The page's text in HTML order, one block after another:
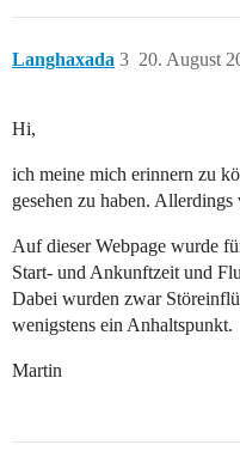
Langhaxada 20. August
3
Hi,
ich meine mich erinnern zu
gesehen zu haben.
Auf dieser Webpage wurde
Start- und Ankunftzeit und
Dabei wurden zwar
wenigstens ein Anhaltspunkt.
Martin